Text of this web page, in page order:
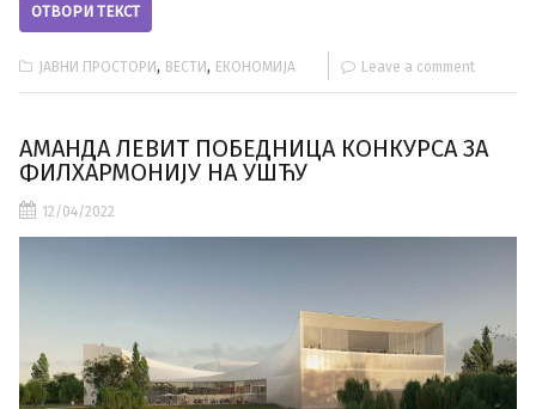
ОТВОРИ ТЕКСТ
ЈАВНИ ПРОСТОРИ, ВЕСТИ, ЕКОНОМИЈА Leave a comment
АМАНДА ЛЕВИТ ПОБЕДНИЦА КОНКУРСА ЗА
ФИЛХАРМОНИЈУ НА УШЋУ
12/04/2022